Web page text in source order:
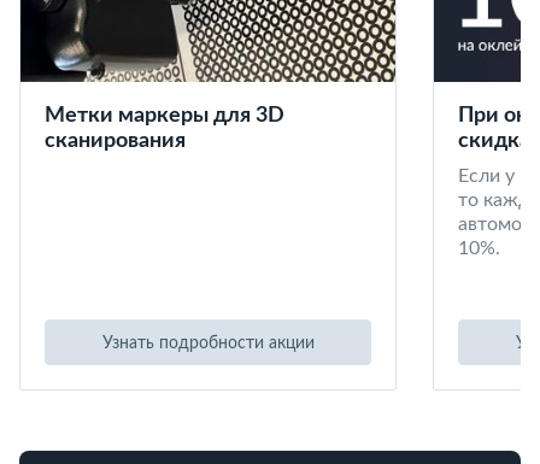
Метки маркеры для 3D
сканирования
Узнать подробности акции
При
скидка
Если у
то
10%.